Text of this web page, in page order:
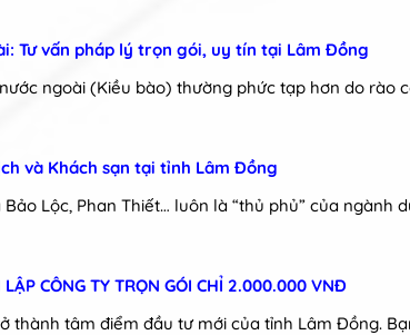
Tư vấn pháp lý trọn gói, uy tín tại Lâm Đồng
ngoài (Kiều bào) thường phức tạp hơn do rào
và Khách sạn tại tỉnh Lâm Đồng
Lộc, Phan Thiết… luôn là “thủ phủ” của ngành
CÔNG TY TRỌN GÓI CHỈ 2.000.000 VNĐ
thành tâm điểm đầu tư mới của tỉnh Lâm Đồng.